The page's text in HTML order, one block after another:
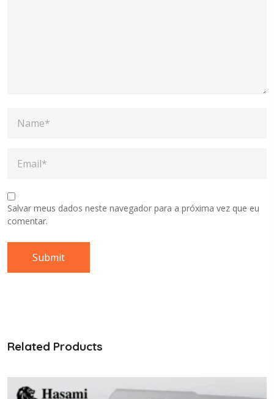
Salvar meus dados neste navegador para a próxima vez que eu
comentar.
Related Products